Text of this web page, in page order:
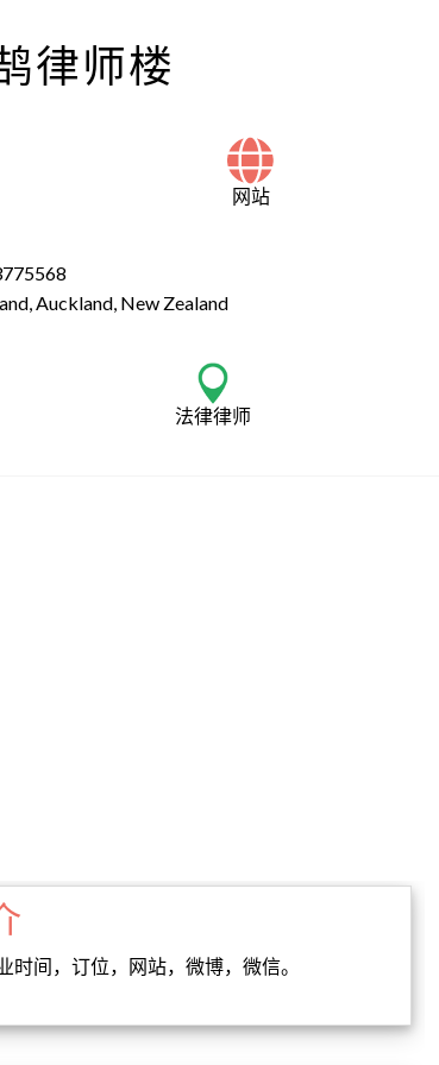
律师楼
网站
Auckland, New Zealand
法律律师
间，订位，网站，微博，微信。